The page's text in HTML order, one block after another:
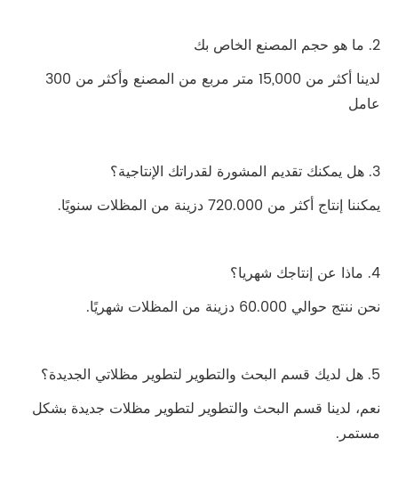
2. ما هو حجم المصنع الخاص بك
لدينا أكثر من 15,000 متر مربع من المصنع وأكثر من 300
عامل
3. هل يمكنك تقديم المشورة لقدراتك الإنتاجية؟
يمكننا إنتاج أكثر من 720.000 دزينة من المظلات سنويًا.
4. ماذا عن إنتاجك شهريا؟
نحن ننتج حوالي 60.000 دزينة من المظلات شهريًا.
5. هل لديك قسم البحث والتطوير لتطوير مظلاتي الجديدة؟
نعم، لدينا قسم البحث والتطوير لتطوير مظلات جديدة بشكل
مستمر.